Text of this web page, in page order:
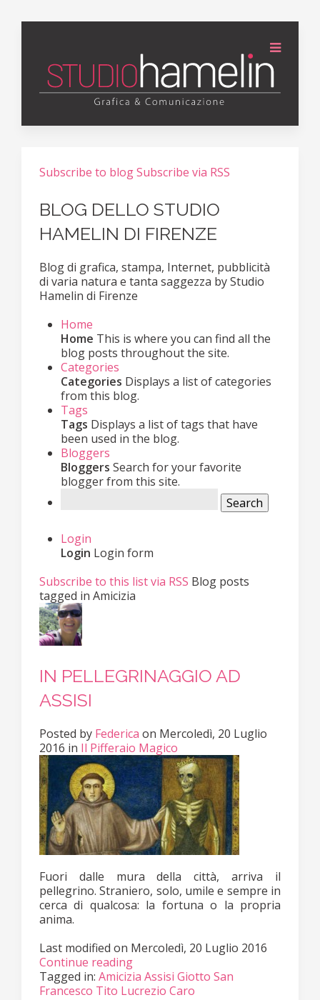
Subscribe to blogSubscribe via RSS
BLOG DELLO STUDIO
HAMELIN DI FIRENZE
Blog di grafica, stampa, Internet, pubblicità
di varia natura e tanta saggezza by Studio
Hamelin di Firenze
Home
Home This is where you can find all the
blog posts throughout the site.
Categories
Categories Displays a list of categories
from this blog.
Tags
Tags Displays a list of tags that have
been used in the blog.
Bloggers
Bloggers Search for your favorite
blogger from this site.
Search
Login
Login Login form
Subscribe to this list via RSS Blog posts
tagged in Amicizia
IN PELLEGRINAGGIO AD
ASSISI
Posted by Federica on Mercoledì, 20 Luglio
2016 in Il Pifferaio Magico
Fuori dalle mura della città, arriva il
pellegrino. Straniero, solo, umile e sempre in
cerca di qualcosa: la fortuna o la propria
anima.
Last modified on Mercoledì, 20 Luglio 2016
Continue reading
Tagged in: Amicizia Assisi Giotto San
Francesco Tito Lucrezio Caro